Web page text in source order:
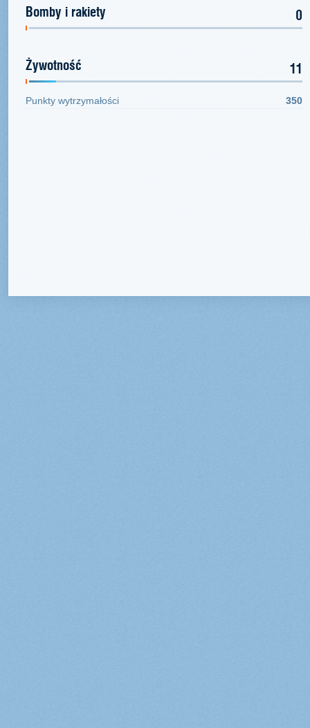
Bomby i rakiety 0
Żywotność 11
Punkty wytrzymałości 350